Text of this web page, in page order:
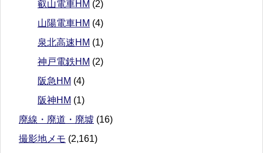
叡山電車HM (2)
山陽電車HM (4)
泉北高速HM (1)
神戸電鉄HM (2)
阪急HM (4)
阪神HM (1)
廃線・廃道・廃墟 (16)
撮影地メモ (2,161)